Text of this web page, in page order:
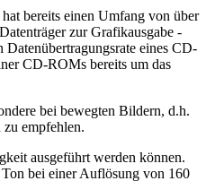
bereits einen Umfang von über
zur Grafikausgabe -
eines CD-
CD-ROMs bereits um das
bei bewegten Bildern, d.h.
empfehlen.
ausgeführt werden können.
bei einer Auflösung von 160